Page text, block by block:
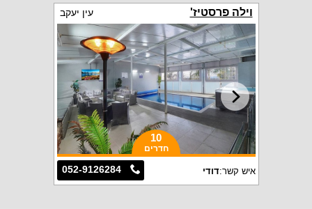
וילה פרסטיז' עין יעקב
10
חדרים
052-9126284 איש קשר:דודי